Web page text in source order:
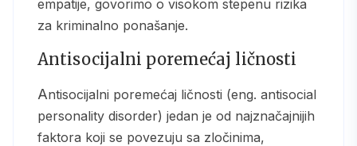
empatije, govorimo o visokom stepenu rizika
za kriminalno ponašanje.
Antisocijalni poremećaj ličnosti
Antisocijalni poremećaj ličnosti (eng. antisocial
personality disorder) jedan je od najznačajnijih
faktora koji se povezuju sa zločinima,